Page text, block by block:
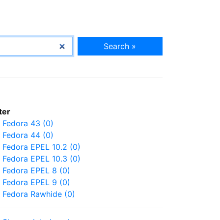
Search »
Fedora 43 (0)
Fedora 44 (0)
Fedora EPEL 10.2 (0)
Fedora EPEL 10.3 (0)
Fedora EPEL 8 (0)
Fedora EPEL 9 (0)
Fedora Rawhide (0)